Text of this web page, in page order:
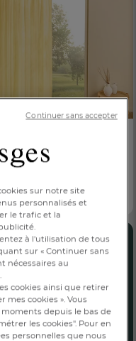
AT
Voilage
Multiplis
3 coloris
sur notre site
personnalisés et
le trafic et la
à l'utilisation de tous
sur « Continuer sans
nécessaires au
cookies ainsi que retirer
mes cookies ». Vous
depuis le bas de
les cookies". Pour en
personnelles que nous
Continuer sans accepter